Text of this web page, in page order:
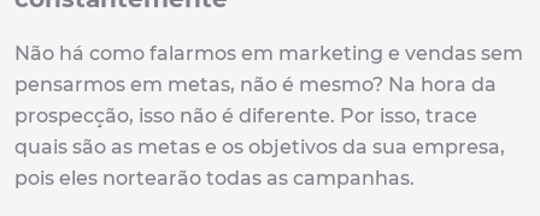
Não há como falarmos em marketing e vendas sem
pensarmos em metas, não é mesmo? Na hora da
prospecção, isso não é diferente. Por isso, trace
quais são as metas e os objetivos da sua empresa,
pois eles nortearão todas as campanhas.